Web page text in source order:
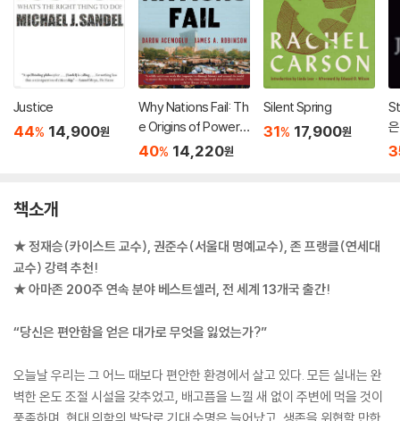
Justice
44% 14,900원
Why Nations Fail: Th
e Origins of Power,
Prosperity, and Pov
40% 14,220원
Silent Spring
31% 17,900원
책소개
★ 정재승(카이스트 교수), 권준수(서울대 명예교수), 존 프랭클(연세대
교수) 강력 추천!
★ 아마존 200주 연속 분야 베스트셀러, 전 세계 13개국 출간!
“당신은 편안함을 얻은 대가로 무엇을 잃었는가?”
오늘날 우리는 그 어느 때보다 편안한 환경에서 살고 있다. 모든 실내는 완
벽한 온도 조절 시설을 갖추었고, 배고픔을 느낄 새 없이 주변에 먹을 것이